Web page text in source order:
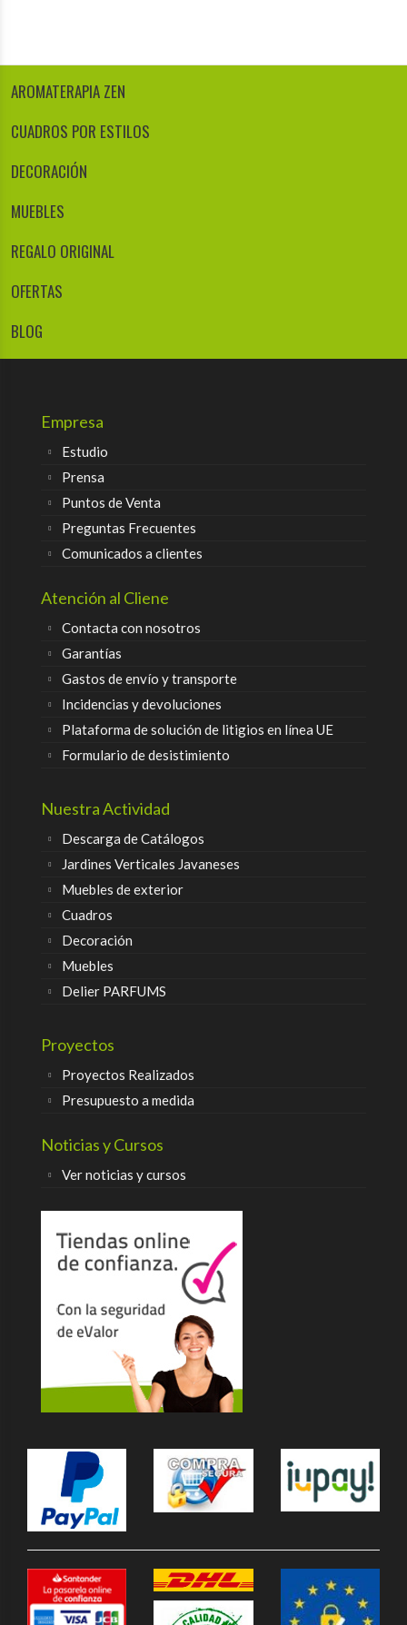
AROMATERAPIA ZEN
CUADROS POR ESTILOS
DECORACIÓN
MUEBLES
REGALO ORIGINAL
OFERTAS
BLOG
Empresa
Estudio
Prensa
Puntos de Venta
Preguntas Frecuentes
Comunicados a clientes
Atención al Cliene
Contacta con nosotros
Garantías
Gastos de envío y transporte
Incidencias y devoluciones
Plataforma de solución de litigios en línea UE
Formulario de desistimiento
Nuestra Actividad
Descarga de Catálogos
Jardines Verticales Javaneses
Muebles de exterior
Cuadros
Decoración
Muebles
Delier PARFUMS
Proyectos
Proyectos Realizados
Presupuesto a medida
Noticias y Cursos
Ver noticias y cursos